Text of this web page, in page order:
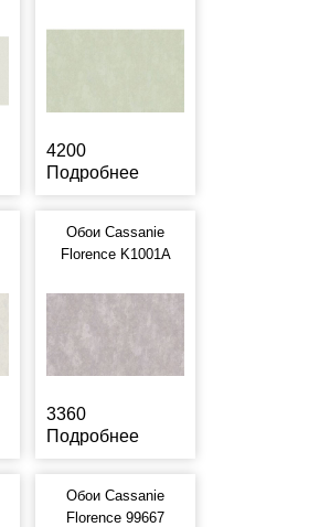
4200
Подробнее
Обои Cassanie
Florence K1001A
3360
Подробнее
Обои Cassanie
Florence 99667